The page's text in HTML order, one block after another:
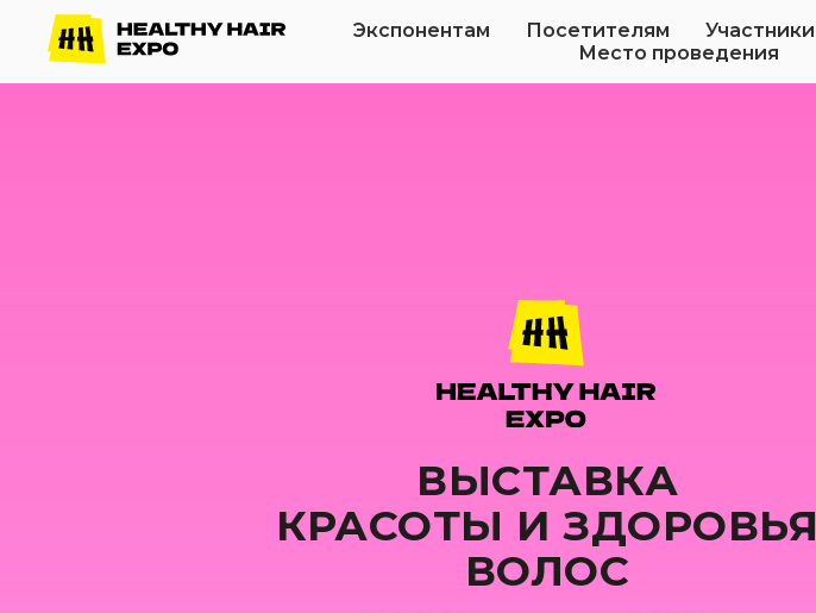
Экспонентам Посетителям Участники
Место проведения
ВЫСТАВКА
КРАСОТЫ И ЗДОРОВЬЯ
ВОЛОС